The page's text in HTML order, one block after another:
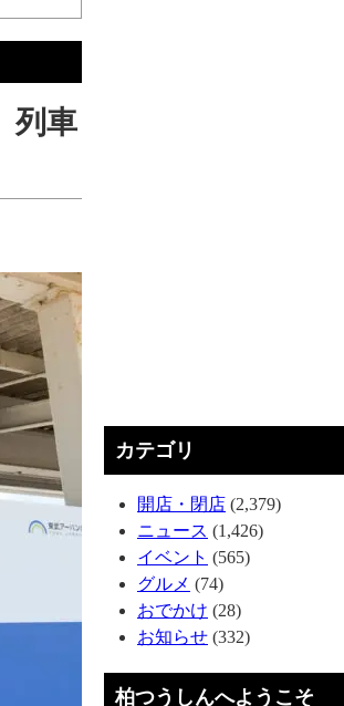
列車
カテゴリ
開店・閉店 (2,379)
ニュース (1,426)
イベント (565)
グルメ (74)
おでかけ (28)
お知らせ (332)
柏つうしんへようこそ